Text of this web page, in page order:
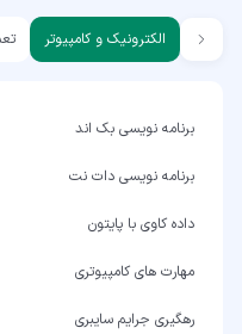
الکترونیک و کامپیوتر
برنامه نویسی بک اند
برنامه نویسی دات نت
داده کاوی با پایتون
مهارت های کامپیوتری
رهگیری جرایم سایبری